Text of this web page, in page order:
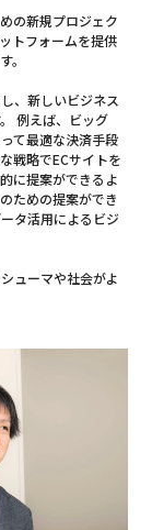
の新規プロジェク
トフォームを提供
。
、新しいビジネス
例えば、ビッグ
て最適な決済手段
戦略でECサイトを
に提案ができるよ
ための提案ができ
タ活用によるビジ
ューマや社会がよ